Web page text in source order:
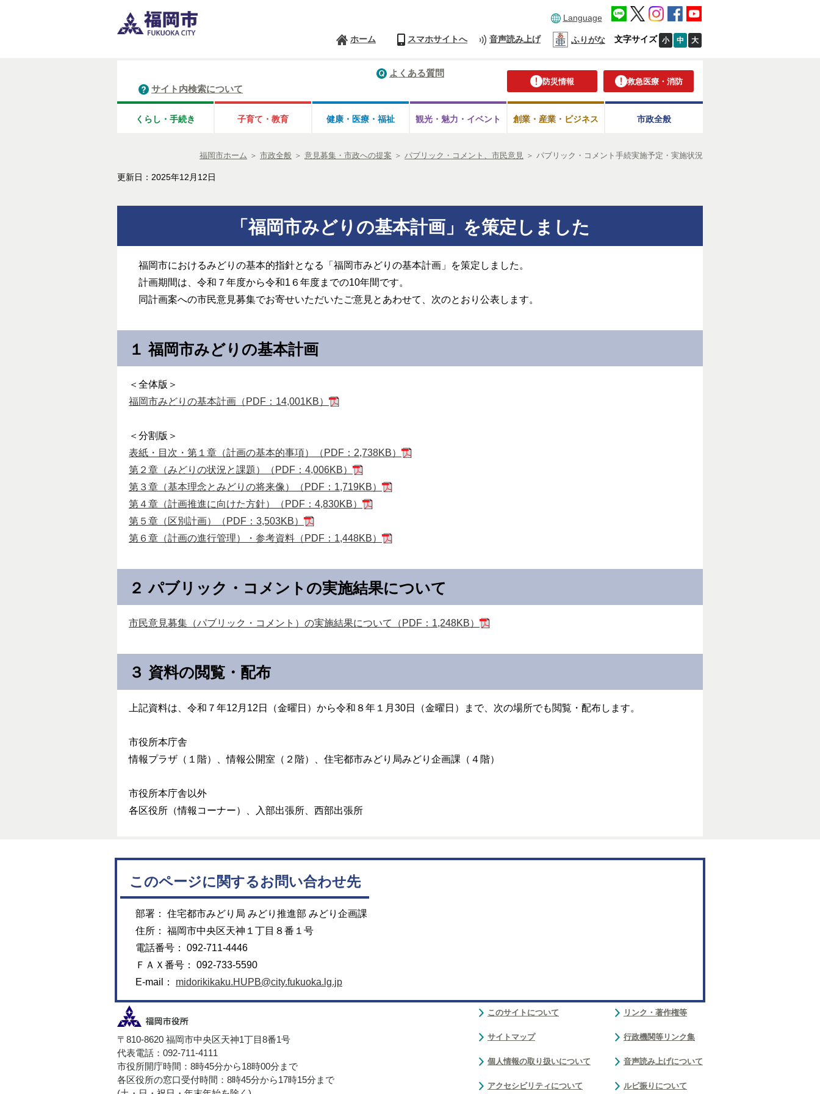
Language
ホーム スマホサイトへ 音声読み上げ ふりがな 文字サイズ 小 中 大
防災情報 救急医療・消防
よくある質問
サイト内検索について
くらし・手続き 子育て・教育 健康・医療・ 福祉 観光・魅力・ イベント 創業・産業・ビジネス 市政全般
福岡市ホーム ＞ 市政全般 ＞ 意見募集・市政への提案 ＞ パブリック・コメント、市民意見 ＞ パブリック・コメント手続実施予定・実施状況
更新日：2025年12月12日
「福岡市みどりの基本計画」を策定しました
福岡市におけるみどりの基本的指針となる「福岡市みどりの基本計画」を策定しました。
計画期間は、令和７年度から令和1６年度までの10年間です。
同計画案への市民意見募集でお寄せいただいたご意見とあわせて、次のとおり公表します。
１ 福岡市みどりの基本計画
＜全体版＞
福岡市みどりの基本計画（PDF：14,001KB）
＜分割版＞
表紙・目次・第１章（計画の基本的事項）（PDF：2,738KB）
第２章（みどりの状況と課題）（PDF：4,006KB）
第３章（基本理念とみどりの将来像）（PDF：1,719KB）
第４章（計画推進に向けた方針）（PDF：4,830KB）
第５章（区別計画）（PDF：3,503KB）
第６章（計画の進行管理）・参考資料（PDF：1,448KB）
２ パブリック・コメントの実施結果について
市民意見募集（パブリック・コメント）の実施結果について（PDF：1,248KB）
３ 資料の閲覧・配布
上記資料は、令和７年12月12日（金曜日）から令和８年１月30日（金曜日）まで、次の場所でも閲覧・配布します。
市役所本庁舎
情報プラザ（１階）、情報公開室（２階）、住宅都市みどり局みどり企画課（４階）
市役所本庁舎以外
各区役所（情報コーナー）、入部出張所、西部出張所
このページに関するお問い合わせ先
部署： 住宅都市みどり局 みどり推進部 みどり企画課
住所： 福岡市中央区天神１丁目８番１号
電話番号： 092-711-4446
ＦＡＸ番号： 092-733-5590
E-mail： midorikikaku.HUPB@city.fukuoka.lg.jp
〒810-8620 福岡市中央区天神1丁目8番1号
代表電話：092-711-4111
市役所開庁時間：8時45分から18時00分まで
各区役所の窓口受付時間：8時45分から17時15分まで
このサイトについて
サイトマップ
個人情報の取り扱いについて
アクセシビリティについて
リンク・著作権等
行政機関等リンク集
音声読み上げについて
ルビ振りについて